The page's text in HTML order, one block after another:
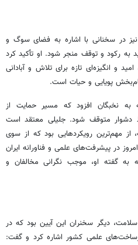
در سخنانی با اشاره به فضای سوگ و
به رکود و توقف منجر شود. او تأکید کرد
و انگیزه‌ای تازه برای تلاش و آبادانی
پویایی و حیات است.
به نخبگان افزود که مسیر حمایت از
دشوار متوقف شود. جلیلی معتقد است
از مهم‌ترین رویکردهایی بود که از سوی
در پیشرفت‌های علمی و فناورانه ایران
به گفته او، موجب نگرانی مخالفان و
دیگر سخنران این آیین بود که در
علمی کشور اشاره کرد و گفت: